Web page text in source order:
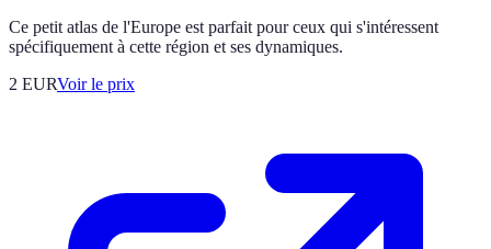
Ce petit atlas de l'Europe est parfait pour ceux qui s'intéressent
spécifiquement à cette région et ses dynamiques.
2 EURVoir le prix